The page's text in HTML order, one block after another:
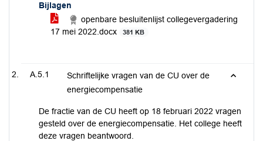
Bijlagen
openbare besluitenlijst collegevergadering
17 mei 2022.docx
381 KB
A.5.1
Schriftelijke vragen van de CU over de
energiecompensatie
De fractie van de CU heeft op 18 februari 2022 vragen
gesteld over de energiecompensatie. Het college heeft
deze vragen beantwoord.